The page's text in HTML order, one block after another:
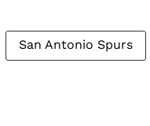
San Antonio Spurs